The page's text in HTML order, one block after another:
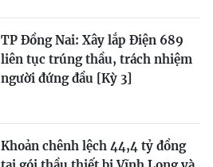
TP Đồng Nai: Xây lắp Điện 689
liên tục trúng thầu, trách nhiệm
người đứng đầu [Kỳ 3]
Khoản chênh lệch 44,4 tỷ đồng